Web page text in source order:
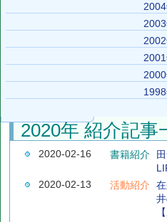
2020年 紹介記事
2020-02-16 書籍紹介
2020-02-13
活動紹介